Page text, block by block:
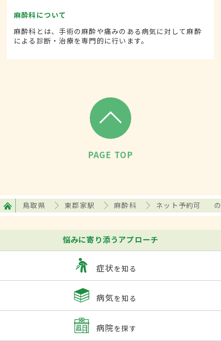
麻酔科について
麻酔科とは、手術の麻酔や痛みのある病気に対して麻酔
による診断・治療を専門的に行います。
PAGE TOP
鳥取県 東郡家駅 麻酔科 ネット予約可
悩みに寄り添うアプローチ
症状を知る
病気を知る
病院を探す